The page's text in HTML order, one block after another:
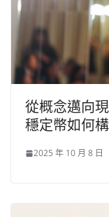
從概念邁向
穩定幣如何
2025 年 10 月 8 日